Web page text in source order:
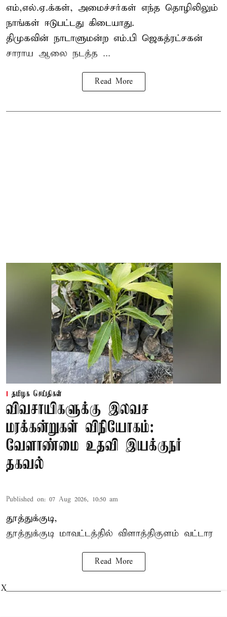
எம்,எல்.ஏ.க்கள், அமைச்சர்கள் எந்த தொழிலிலும்
நாங்கள் ஈடுபட்டது கிடையாது.
திமுகவின் நாடாளுமன்ற எம்.பி ஜெகத்ரட்சகன்
சாராய ஆலை நடத்த ...
Read More
தமிழக செய்திகள்
விவசாயிகளுக்கு இலவச
மரக்கன்றுகள் விநியோகம்:
வேளாண்மை உதவி இயக்குநர்
தகவல்
Published on: 07 Aug 2026, 10:50 am
தூத்துக்குடி,
தூத்துக்குடி மாவட்டத்தில் விளாத்திகுளம் வட்டார
Read More
X